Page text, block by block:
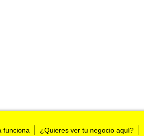
funciona ¿Quieres ver tu negocio aquí?